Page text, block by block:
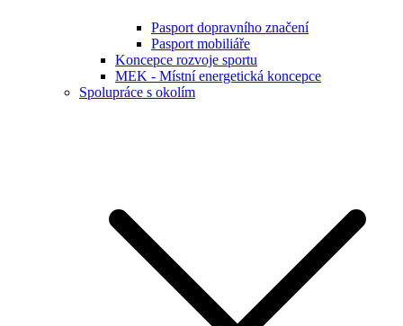
Pasport dopravního značení
Pasport mobiliáře
Koncepce rozvoje sportu
MEK - Místní energetická koncepce
Spolupráce s okolím